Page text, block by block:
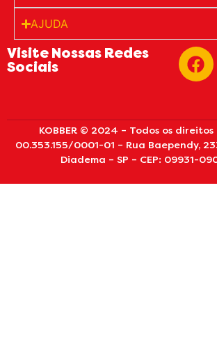
AJUDA
Visite Nossas Redes
Sociais
KOBBER © 2024 – Todos os
00.353.155/0001-01 – Rua Baependy,
Diadema – SP – CEP: 09931-